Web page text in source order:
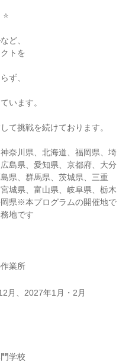
ど、
トを
ず、
います。
て挑戦を続けております。
奈川県、北海道、福岡県、埼
島県、愛知県、京都府、大分
県、群馬県、茨城県、三重
城県、富山県、岐阜県、栃木
県※本プログラムの開催地で
地です
業所
月、2027年1月・2月
学校